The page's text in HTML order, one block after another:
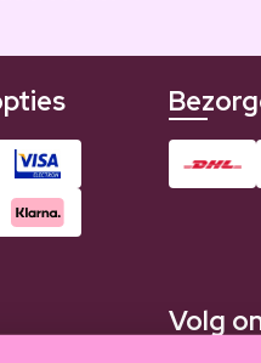
Volg